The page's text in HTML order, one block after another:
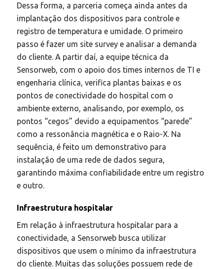
Dessa forma, a parceria começa ainda antes da
implantação dos dispositivos para controle e
registro de temperatura e umidade. O primeiro
passo é fazer um site survey e analisar a demanda
do cliente. A partir daí, a equipe técnica da
Sensorweb, com o apoio dos times internos de TI e
engenharia clínica, verifica plantas baixas e os
pontos de conectividade do hospital com o
ambiente externo, analisando, por exemplo, os
pontos “cegos” devido a equipamentos “parede”
como a ressonância magnética e o Raio-X. Na
sequência, é feito um demonstrativo para
instalação de uma rede de dados segura,
garantindo máxima confiabilidade entre um registro
e outro.
Infraestrutura hospitalar
Em relação à infraestrutura hospitalar para a
conectividade, a Sensorweb busca utilizar
dispositivos que usem o mínimo da infraestrutura
do cliente. Muitas das soluções possuem rede de